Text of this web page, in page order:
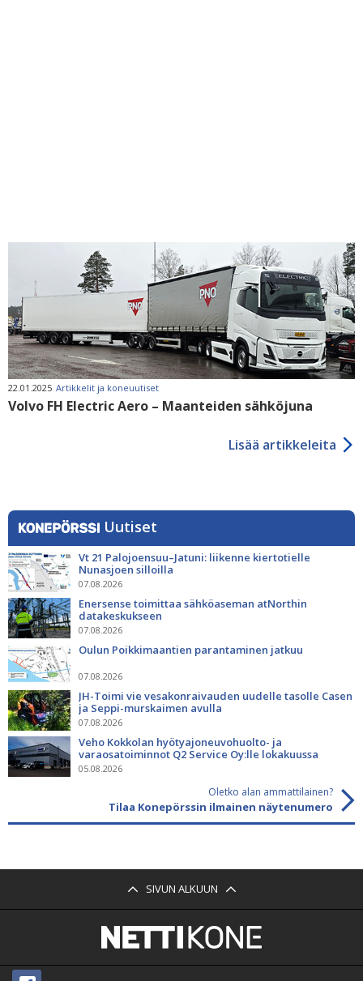
22.01.2025 Artikkelit ja koneuutiset
Volvo FH Electric Aero – Maanteiden sähköjuna
Lisää artikkeleita
Uutiset
Vt 21 Palojoensuu–Jatuni: liikenne kiertotielle
Nunasjoen silloilla
07.08.2026
Enersense toimittaa sähköaseman atNorthin
datakeskukseen
07.08.2026
Oulun Poikkimaantien parantaminen jatkuu
07.08.2026
JH-Toimi vie vesakonraivauden uudelle tasolle Casen
ja Seppi-murskaimen avulla
07.08.2026
Veho Kokkolan hyötyajoneuvohuolto- ja
varaosatoiminnot Q2 Service Oy:lle lokakuussa
05.08.2026
Oletko alan ammattilainen?
Tilaa Konepörssin ilmainen näytenumero
SIVUN ALKUUN